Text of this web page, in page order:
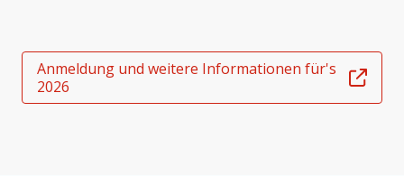
Anmeldung und weitere Informationen für's
2026